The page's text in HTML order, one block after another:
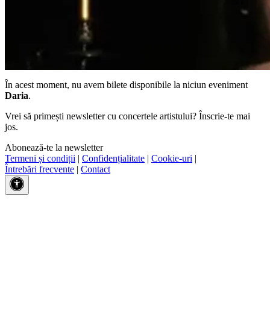
În acest moment, nu avem bilete disponibile la niciun eveniment
Daria.
Vrei să primești newsletter cu concertele artistului? Înscrie-te mai
jos.
Abonează-te la newsletter
Termeni și condiții | Confidențialitate | Cookie-uri |
Întrebări frecvente | Contact